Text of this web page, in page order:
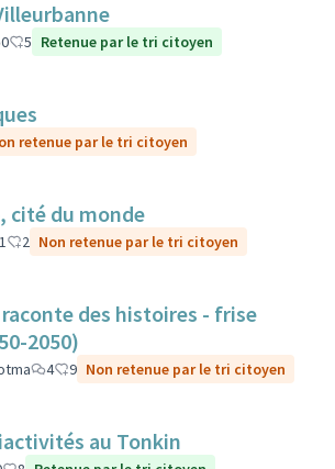
0 5 Retenue par le tri citoyen
retenue par le tri citoyen
cité du monde
1 2 Non retenue par le tri citoyen
des histoires - frise
2050)
4 9 Non retenue par le tri citoyen
au Tonkin